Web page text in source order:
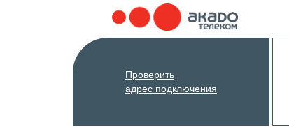
Проверить
адрес подключения